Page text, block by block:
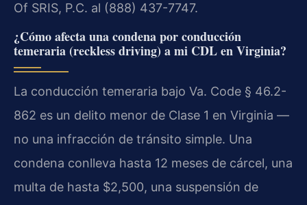
Of SRIS, P.C. al (888) 437-7747.
¿Cómo afecta una condena por conducción
temeraria (reckless driving) a mi CDL en Virginia?
La conducción temeraria bajo Va. Code § 46.2-
862 es un delito menor de Clase 1 en Virginia —
no una infracción de tránsito simple. Una
condena conlleva hasta 12 meses de cárcel, una
multa de hasta $2,500, una suspensión de